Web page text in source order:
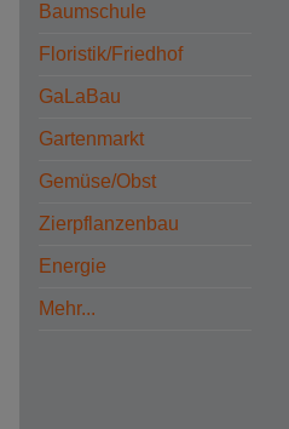
Baumschule
Floristik/Friedhof
GaLaBau
Gartenmarkt
Gemüse/Obst
Zierpflanzenbau
Energie
Mehr...